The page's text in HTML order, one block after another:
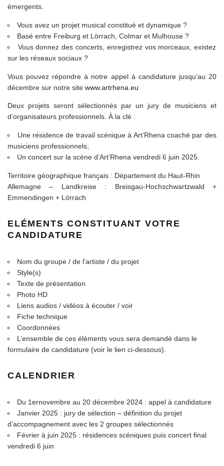
émergents.
Vous avez un projet musical constitué et dynamique ?
Basé entre Freiburg et Lörrach, Colmar et Mulhouse ?
Vous donnez des concerts, enregistrez vos morceaux, existez
sur les réseaux sociaux ?
Vous pouvez répondre à notre appel à candidature jusqu’au 20
décembre sur notre site www.artrhena.eu
Deux projets seront sélectionnés par un jury de musiciens et
d’organisateurs professionnels. À la clé :
Une résidence de travail scénique à Art’Rhena coaché par des
musiciens professionnels;
Un concert sur la scène d’Art’Rhena vendredi 6 juin 2025.
Territoire géographique français : Département du Haut-Rhin
Allemagne – Landkreise : Breisgau-Hochschwartzwald +
Emmendingen + Lörrach
ELÉMENTS CONSTITUANT VOTRE
CANDIDATURE
Nom du groupe / de l’artiste / du projet
Style(s)
Texte de présentation
Photo HD
Liens audios / vidéos à écouter / voir
Fiche technique
Coordonnées
L’ensemble de ces éléments vous sera demandé dans le
formulaire de candidature (voir le lien ci-dessous).
CALENDRIER
Du 1ernovembre au 20 décembre 2024 : appel à candidature
Janvier 2025 : jury de sélection – définition du projet
d’accompagnement avec les 2 groupes sélectionnés
Février à juin 2025 : résidences scéniques puis concert final
vendredi 6 juin